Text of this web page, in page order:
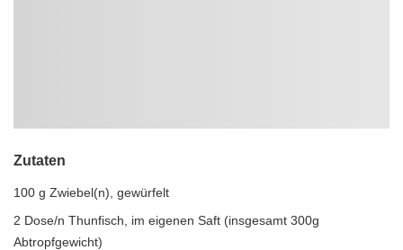
Zutaten
100 g Zwiebel(n), gewürfelt
2 Dose/n Thunfisch, im eigenen Saft (insgesamt 300g
Abtropfgewicht)